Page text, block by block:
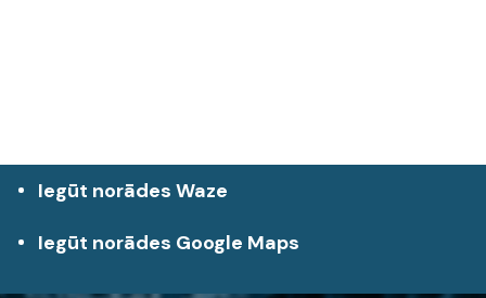
Iegūt norādes Waze
Iegūt norādes Google Maps